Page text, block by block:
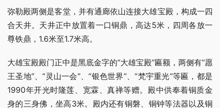
弥勒殿两侧是客堂，并有通廊依山连接大雄宝殿，构成一四
合天井。天井正中放置着一口铜鼎，高达5米，四周各放一
尊铁鼎，1.6米至1.7米高。
大雄宝殿殿门正中是黑底金字的“大雄宝殿”匾额，两侧有“愿
王圣地”、“灵山一会”、“银色世界”、“梵宇重光”等匾，都是
1990年开光时隆莲、宽霖、真禅等赠。殿中供奉着铜质金
身的三身佛，坐高3米。殿内还有铜磐、铜钟等法器以及铜